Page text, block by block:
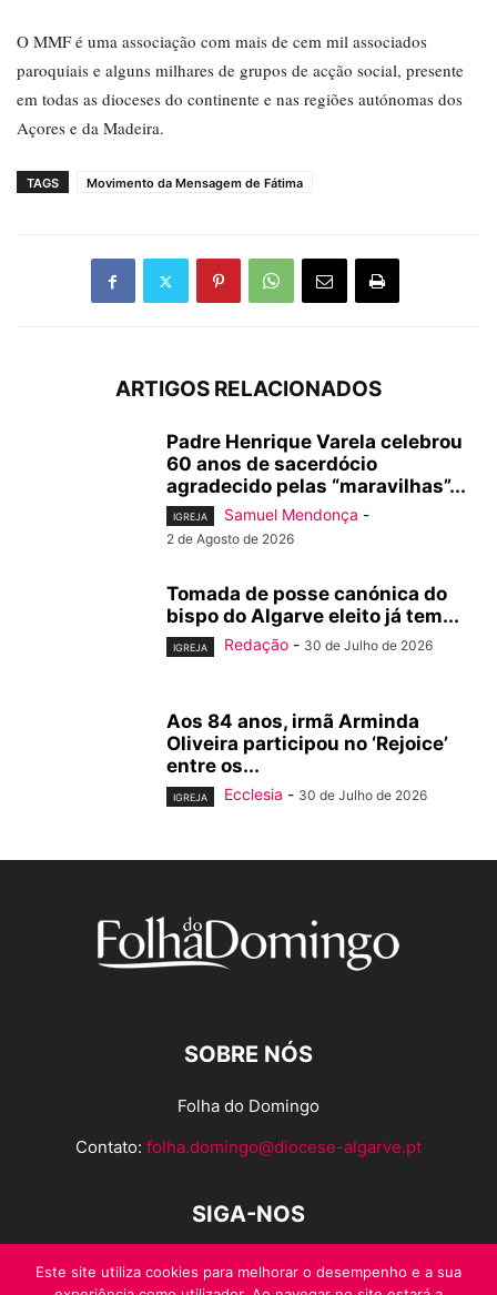
O MMF é uma associação com mais de cem mil associados
paroquiais e alguns milhares de grupos de acção social, presente
em todas as dioceses do continente e nas regiões autónomas dos
Açores e da Madeira.
TAGS Movimento da Mensagem de Fátima
ARTIGOS RELACIONADOS
Padre Henrique Varela celebrou
60 anos de sacerdócio
agradecido pelas “maravilhas”...
IGREJA Samuel Mendonça -
2 de Agosto de 2026
Tomada de posse canónica do
bispo do Algarve eleito já tem...
IGREJA Redação - 30 de Julho de 2026
Aos 84 anos, irmã Arminda
Oliveira participou no ‘Rejoice’
entre os...
IGREJA Ecclesia - 30 de Julho de 2026
SOBRE NÓS
Folha do Domingo
Contato: folha.domingo@diocese-algarve.pt
SIGA-NOS
Este site utiliza cookies para melhorar o desempenho e a sua